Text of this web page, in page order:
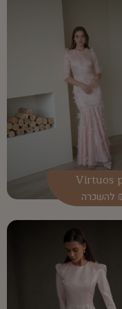
Virtuos